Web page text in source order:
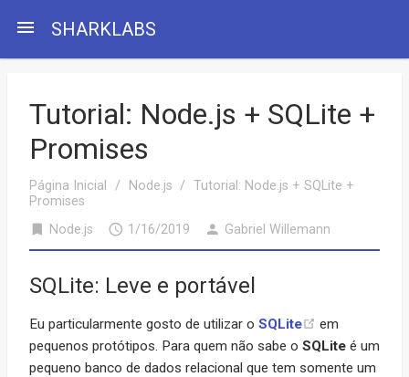
menu SHARKLABS
Tutorial: Node.js + SQLite +
Promises
Página Inicial / Node.js / Tutorial: Node.js + SQLite +
Promises
bookmark Node.js access_time 1/16/2019 person Gabriel Willemann
SQLite: Leve e portável
Eu particularmente gosto de utilizar o SQLite
em
pequenos protótipos. Para quem não sabe o SQLite é um
pequeno banco de dados relacional que tem somente um